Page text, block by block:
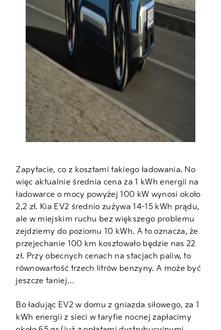
Zapytacie, co z kosztami takiego ładowania. No
więc aktualnie średnia cena za 1 kWh energii na
ładowarce o mocy powyżej 100 kW wynosi około
2,2 zł. Kia EV2 średnio zużywa 14-15 kWh prądu,
ale w miejskim ruchu bez większego problemu
zejdziemy do poziomu 10 kWh. A to oznacza, że
przejechanie 100 km kosztowało będzie nas 22
zł. Przy obecnych cenach na stacjach paliw, to
równowartość trzech litrów benzyny. A może być
jeszcze taniej…
Bo ładując EV2 w domu z gniazda siłowego, za 1
kWh energii z sieci w taryfie nocnej zapłacimy